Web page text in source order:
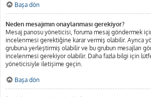
Başa dön
Neden mesajımın onaylanması gerekiyor?
Mesaj panosu yöneticisi, foruma mesaj göndermek
incelenmesi gerektiğine karar vermiş olabilir. Ayrıca
grubuna yerleştirmiş olabilir ve bu grubun mesajları
incelenmesi gerekiyor olabilir. Daha fazla bilgi için
yöneticisiyle iletişime geçin.
Başa dön